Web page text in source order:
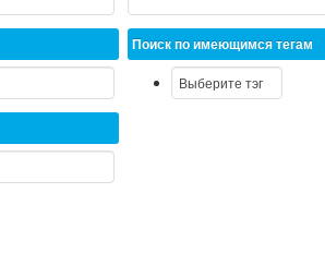
Поиск по имеющимся тегам